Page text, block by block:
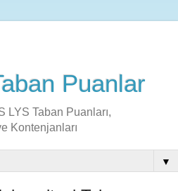
Puanlar
LYS Taban Puanları,
Kontenjanları
▼